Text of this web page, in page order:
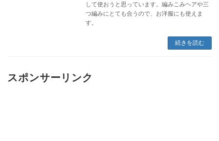
して使おうと思っています。編みこみヘアや三
つ編みにとても合うので、お洋服にも使えま
す。
続きを読む
スポンサーリンク